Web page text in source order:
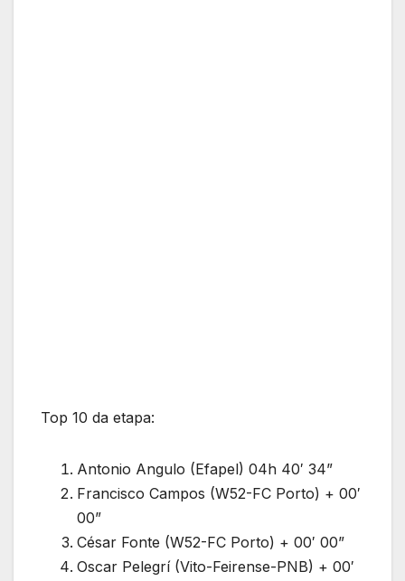
Top 10 da etapa:
Antonio Angulo (Efapel) 04h 40′ 34”
Francisco Campos (W52-FC Porto) + 00′
00”
César Fonte (W52-FC Porto) + 00′ 00”
Oscar Pelegrí (Vito-Feirense-PNB) + 00′